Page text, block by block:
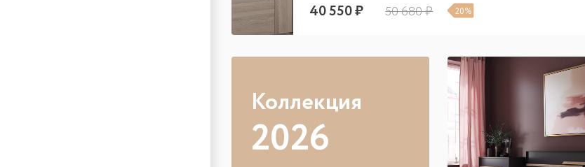
40 550 ₽ 50 680 ₽ 20%
Коллекция
2026